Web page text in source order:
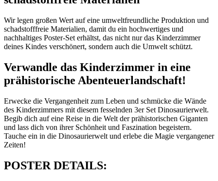
Wir legen großen Wert auf eine umweltfreundliche Produktion und
schadstofffreie Materialien, damit du ein hochwertiges und
nachhaltiges Poster-Set erhältst, das nicht nur das Kinderzimmer
deines Kindes verschönert, sondern auch die Umwelt schützt.
Verwandle das Kinderzimmer in eine
prähistorische Abenteuerlandschaft!
Erwecke die Vergangenheit zum Leben und schmücke die Wände
des Kinderzimmers mit diesem fesselnden 3er Set Dinosaurierwelt.
Begib dich auf eine Reise in die Welt der prähistorischen Giganten
und lass dich von ihrer Schönheit und Faszination begeistern.
Tauche ein in die Dinosaurierwelt und erlebe die Magie vergangener
Zeiten!
POSTER DETAILS: